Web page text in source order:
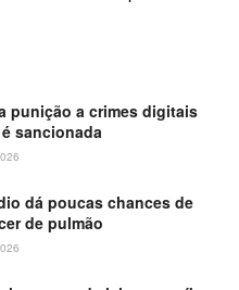
punição a crimes digitais
sancionada
dá poucas chances de
de pulmão